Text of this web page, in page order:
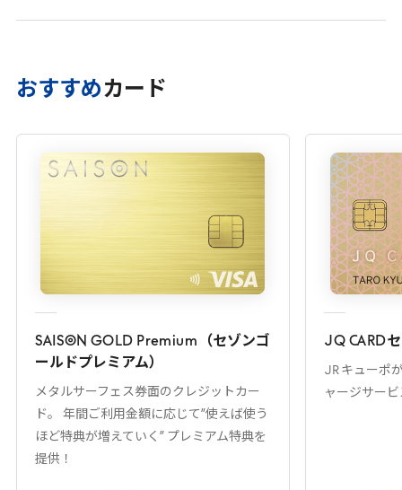
おすすめカード
SAISON GOLD Premium
（セゾンゴ
ールドプレミアム）
メタルサーフェス券面のクレジットカー
ド。 年間ご利用金額に応じて”使えば使う
ほど特典が増えていく” プレミアム特典を
提供！
JQ CARD
JR キューポ
ャージサー